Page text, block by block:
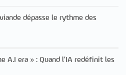
dépasse le rythme des
A.I era » : Quand l’IA redéfinit les